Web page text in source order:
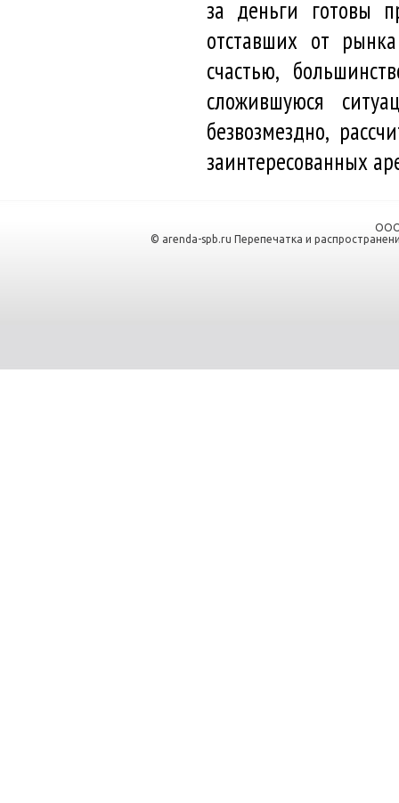
за деньги готовы
отставших от
счастью,
сложившуюся
безвозмездно,
заинтересованных
ООО
© arenda-spb.ru Перепечатка и